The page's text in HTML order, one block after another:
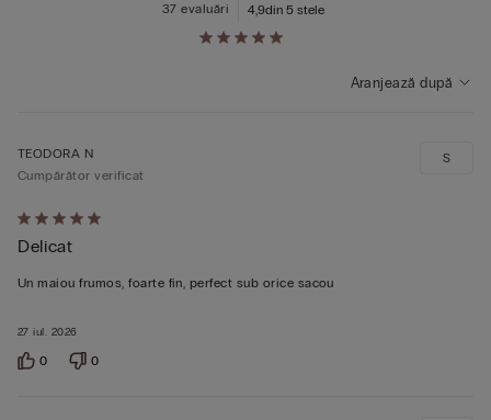
4,9din 5 stele
37 evaluări
Aranjează după
Evaluat
5
din
27 iul. 2026
TEODORA N
Cumpărător verificat
Delicat
Un maiou frumos, foarte fin, perfect sub orice sacou
S
0 0